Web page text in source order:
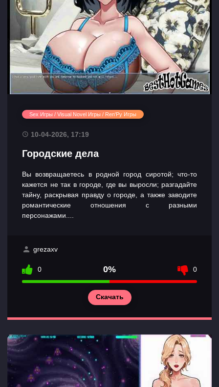
Sex Игры / Visual Novel Игры / Ren'Py Игры
10-04-2026, 17:19
Городские дела
Вы возвращаетесь в родной город сиротой; что-то
кажется не так в городе, где вы выросли; разгадайте
тайну, раскрывая правду о городе, а также заводите
романтические отношения с разными
персонажами....
grezaxv
0 0% 0
Скачать